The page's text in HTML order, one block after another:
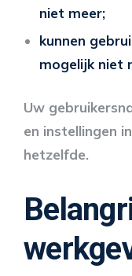
niet meer;
kunnen
mogelijk niet
Uw
en instellingen
hetzelfde.